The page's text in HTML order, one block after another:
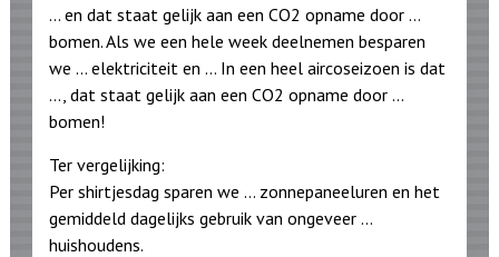
... en dat staat gelijk aan een CO2 opname door ...
bomen. Als we een hele week deelnemen besparen
we ... elektriciteit en ... In een heel aircoseizoen is dat
..., dat staat gelijk aan een CO2 opname door ...
bomen!
Ter vergelijking:
Per shirtjesdag sparen we ... zonnepaneeluren en het
gemiddeld dagelijks gebruik van ongeveer ...
huishoudens.